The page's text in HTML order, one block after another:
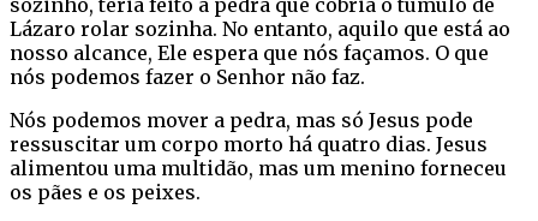
Lázaro rolar sozinha. No entanto, aquilo que está ao
nosso alcance, Ele espera que nós façamos. O que
nós podemos fazer o Senhor não faz.
Nós podemos mover a pedra, mas só Jesus pode
ressuscitar um corpo morto há quatro dias. Jesus
alimentou uma multidão, mas um menino forneceu
os pães e os peixes.